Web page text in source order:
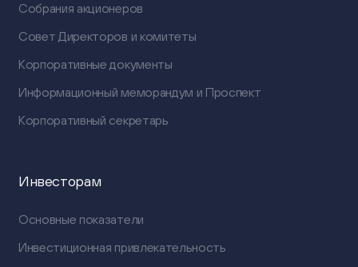
Собрания акционеров
Совет Директоров и комитеты
Корпоративные документы
Информационный меморандум и Проспект
Корпоративный секретарь
Инвесторам
Основные показатели
Инвестиционная привлекательность